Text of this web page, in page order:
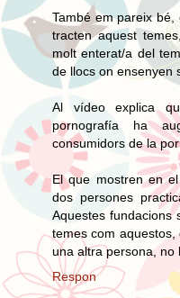
També em pareix
tracten aquest
molt enterat/a del
de llocs on ensenyen
Al vídeo explica
pornografía ha
consumidors de la
El que mostren en
dos persones
Aquestes fundacions
temes com
una altra persona, no
Respon